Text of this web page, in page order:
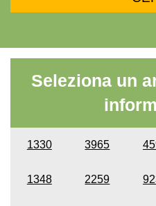
Seleziona un
1330 3965
1348 2259